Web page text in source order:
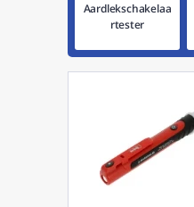
Aardlekschakelaa
rtester